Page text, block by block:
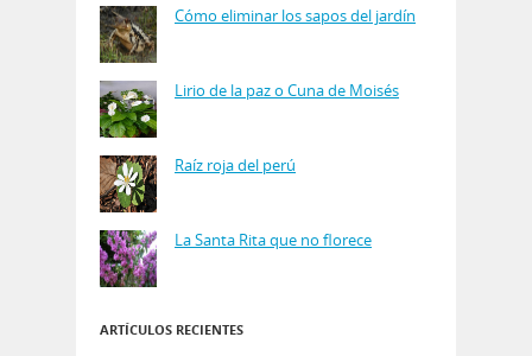
Cómo eliminar los sapos del jardín
Lirio de la paz o Cuna de Moisés
Raíz roja del perú
La Santa Rita que no florece
ARTÍCULOS RECIENTES